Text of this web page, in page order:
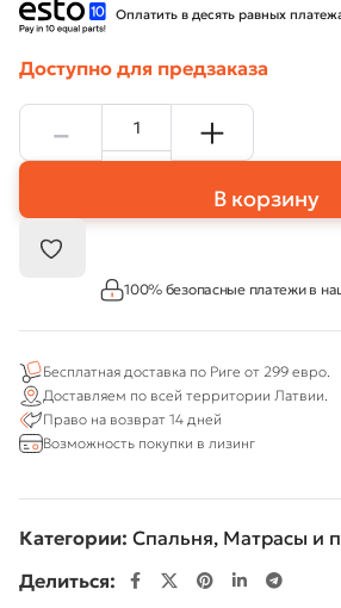
Оплатить в десять равных
Доступно для предзаказа
В корзину
100% безопасные платежи в
Бесплатная доставка по Риге от 299 евро.
Доставляем по всей территории Латвии.
Право на возврат 14 дней
Возможность покупки в лизинг
Категории: Спальня, Матрасы и
Делиться: